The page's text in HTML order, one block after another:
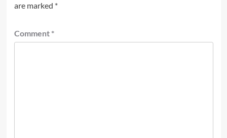
are marked *
Comment *